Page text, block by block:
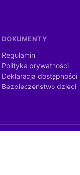
DOKUMENTY
Regulamin
Polityka prywatności
Deklaracja dostępności
Bezpieczeństwo dzieci